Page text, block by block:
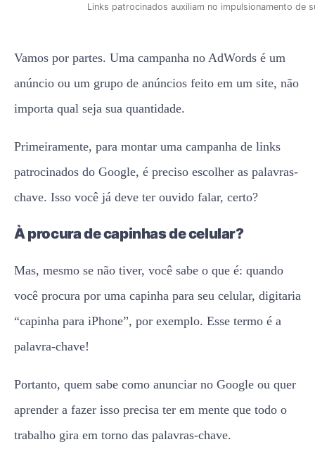
Links patrocinados auxiliam no impulsionamento de
Vamos por partes. Uma campanha no AdWords é um
anúncio ou um grupo de anúncios feito em um site, não
importa qual seja sua quantidade.
Primeiramente, para montar uma campanha de links
patrocinados do Google, é preciso escolher as palavras-
chave. Isso você já deve ter ouvido falar, certo?
À procura de capinhas de celular?
Mas, mesmo se não tiver, você sabe o que é: quando
você procura por uma capinha para seu celular, digitaria
“capinha para iPhone”, por exemplo. Esse termo é a
palavra-chave!
Portanto, quem sabe como anunciar no Google ou quer
aprender a fazer isso precisa ter em mente que todo o
trabalho gira em torno das palavras-chave.